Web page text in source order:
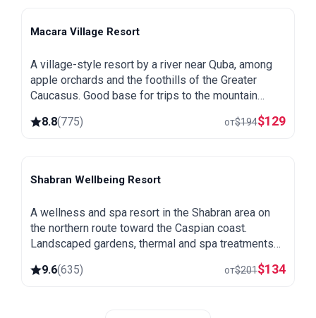
Quba
Macara Village Resort
A village-style resort by a river near Quba, among
apple orchards and the foothills of the Greater
Caucasus. Good base for trips to the mountain
8.8(775) от$194$129
Shabran
Shabran Wellbeing Resort
A wellness and spa resort in the Shabran area on
the northern route toward the Caspian coast.
Landscaped gardens, thermal and spa treatments
9.6(635) от$201$134